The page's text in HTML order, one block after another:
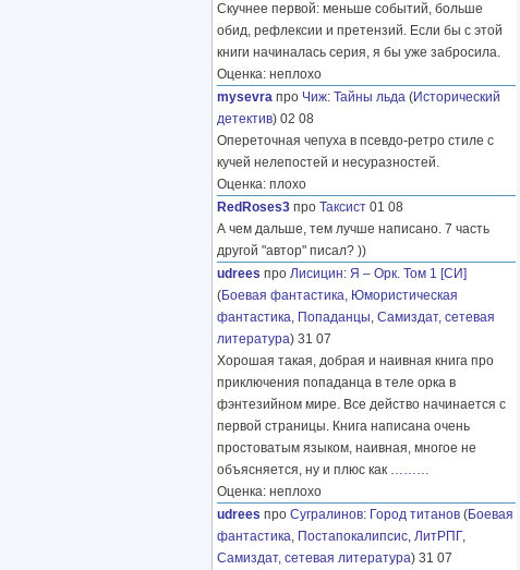
Скучнее первой: меньше событий, больше
обид, рефлексии и претензий. Если бы с этой
книги начиналась серия, я бы уже забросила.
Оценка: неплохо
mysevra про Чиж: Тайны льда (Исторический
детектив) 02 08
Опереточная чепуха в псевдо-ретро стиле с
кучей нелепостей и несуразностей.
Оценка: плохо
RedRoses3 про Таксист 01 08
А чем дальше, тем лучше написано. 7 часть
другой "автор" писал? ))
udrees про Лисицин: Я – Орк. Том 1 [СИ]
(Боевая фантастика, Юмористическая
фантастика, Попаданцы, Самиздат, сетевая
литература) 31 07
Хорошая такая, добрая и наивная книга про
приключения попаданца в теле орка в
фэнтезийном мире. Все действо начинается с
первой страницы. Книга написана очень
простоватым языком, наивная, многое не
объясняется, ну и плюс как ………
Оценка: неплохо
udrees про Сугралинов: Город титанов (Боевая
фантастика, Постапокалипсис, ЛитРПГ,
Самиздат, сетевая литература) 31 07